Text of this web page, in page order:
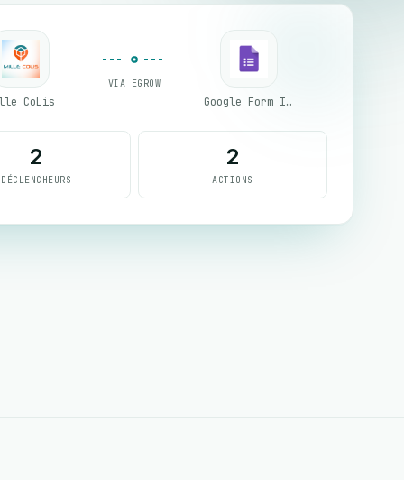
CoLis
VIA EGROW
Google Form Integration
2
DÉCLENCHEURS
2
ACTIONS